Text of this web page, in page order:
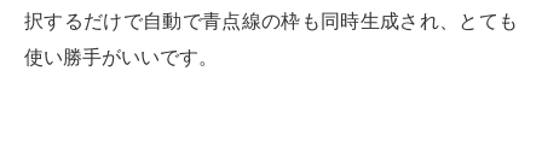
択するだけで自動で青点線の枠も同時生成され、とても
使い勝手がいいです。